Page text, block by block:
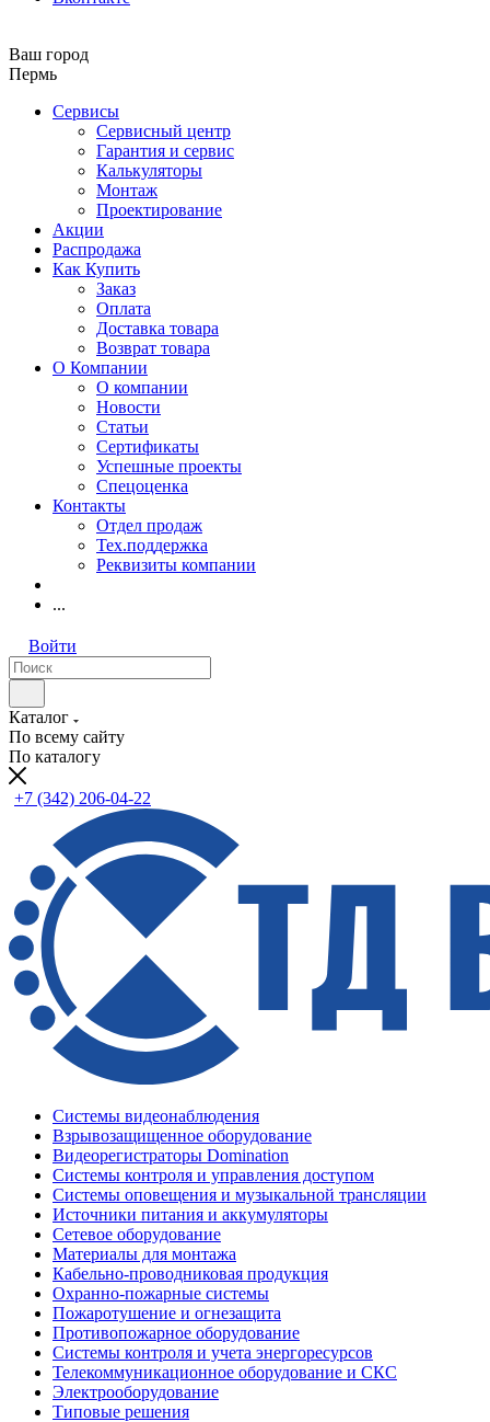
Ваш город
Пермь
Сервисы
Сервисный центр
Гарантия и сервис
Калькуляторы
Монтаж
Проектирование
Акции
Распродажа
Как Купить
Заказ
Оплата
Доставка товара
Возврат товара
О Компании
О компании
Новости
Статьи
Сертификаты
Успешные проекты
Спецоценка
Контакты
Отдел продаж
Тех.поддержка
Реквизиты компании
...
Войти
Каталог
По всему сайту
По каталогу
+7 (342) 206-04-22
Системы видеонаблюдения
Взрывозащищенное оборудование
Видеорегистраторы Domination
Системы контроля и управления доступом
Системы оповещения и музыкальной трансляции
Источники питания и аккумуляторы
Сетевое оборудование
Материалы для монтажа
Кабельно-проводниковая продукция
Охранно-пожарные системы
Пожаротушение и огнезащита
Противопожарное оборудование
Системы контроля и учета энергоресурсов
Телекоммуникационное оборудование и СКС
Электрооборудование
Типовые решения